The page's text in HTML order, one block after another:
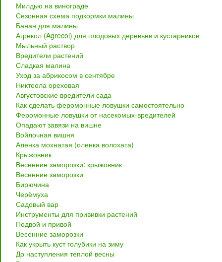
Милдью на винограде
Сезонная схема подкормки малины
Банан для малины
Агрекол (Agrecol) для плодовых деревьев и кустарников
Мыльный раствор
Вредители растений
Сладкая малина
Уход за абрикосом в сентябре
Никтеола ореховая
Августовские вредители сада
Как сделать феромонные ловушки самостоятельно
Феромонные ловушки от насекомых-вредителей
Опадают завязи на вишне
Войлочная вишня
Аленка мохнатая (оленка волохата)
Крыжовник
Весенние заморозки: крыжовник
Весенние заморозки
Бирючина
Черёмуха
Садовый вар
Инструменты для прививки растений
Подвой и привой
Весенние заморозки
Как укрыть куст голубики на зиму
До наступления теплой весны